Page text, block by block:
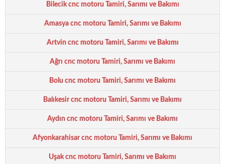
Bilecik cnc motoru Tamiri, Sarımı ve Bakımı
Amasya cnc motoru Tamiri, Sarımı ve Bakımı
Artvin cnc motoru Tamiri, Sarımı ve Bakımı
Ağrı cnc motoru Tamiri, Sarımı ve Bakımı
Bolu cnc motoru Tamiri, Sarımı ve Bakımı
Balıkesir cnc motoru Tamiri, Sarımı ve Bakımı
Aydın cnc motoru Tamiri, Sarımı ve Bakımı
Afyonkarahisar cnc motoru Tamiri, Sarımı ve Bakımı
Uşak cnc motoru Tamiri, Sarımı ve Bakımı